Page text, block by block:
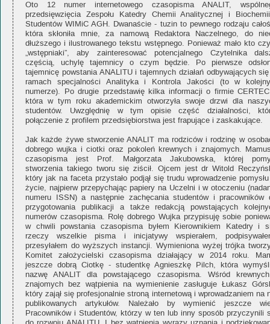
Oto 12 numer internetowego czasopisma ANALIT,
przedsięwzięcia Zespołu Katedry Chemii Analitycznej i
Studentów WIMiC AGH. Dwanaście - tuzin to pewnego rodzaju
która skłoniła mnie, za namową Redaktora Naczelnego, do
dłuższego i ilustrowanego tekstu wstępnego. Ponieważ mało kto
„wstępniaki”, aby zainteresować potencjalnego Czytelnika
częścią, uchylę tajemnicy o czym będzie. Po pierwsze
tajemnicę powstania ANALITU i tajemnych działań odbywających
ramach specjalności Analityka i Kontrola Jakości (to w
numerze). Po drugie przedstawię kilka informacji o firmie
która w tym roku akademickim otworzyła swoje drzwi dla
studentów. Uwzględnię w tym opisie część działalności,
połączenie z profilem przedsiębiorstwa jest frapujące i zaskakujące.
Jak każde żywe stworzenie ANALIT ma rodziców i rodzinę w
dobrego wujka i ciotki oraz pokoleń krewnych i znajomych.
czasopisma jest Prof. Małgorzata Jakubowska, której
stworzenia takiego tworu się ziścił. Ojcem jest dr Witold
który jak na faceta przystało podjął się trudu wprowadzenie
życie, najpierw przepychając papiery na Uczelni i w otoczeniu
numeru ISSN) a następnie zachęcania studentów i pracowników
przygotowania publikacji a także redakcją powstających
numerów czasopisma. Rolę dobrego Wujka przypisuję sobie
w chwili powstania czasopisma byłem Kierownikiem Katedry i
rzeczy wszelkie pisma i inicjatywy wspierałem,
przesyłałem do wyższych instancji. Wymieniona wyżej trójka
Komitet założycielski czasopisma działający w 2014 roku.
jeszcze dobrą Ciotkę - studentkę Agnieszkę Pilch, która
nazwę ANALIT dla powstającego czasopisma. Wśród
znajomych bez wątpienia na wymienienie zasługuje Łukasz
który zajął się profesjonalnie stroną internetową i wprowadzaniem na
publikowanych artykułów. Należało by wymienić jeszcze
Pracowników i Studentów, którzy w ten lub inny sposób przyczynili